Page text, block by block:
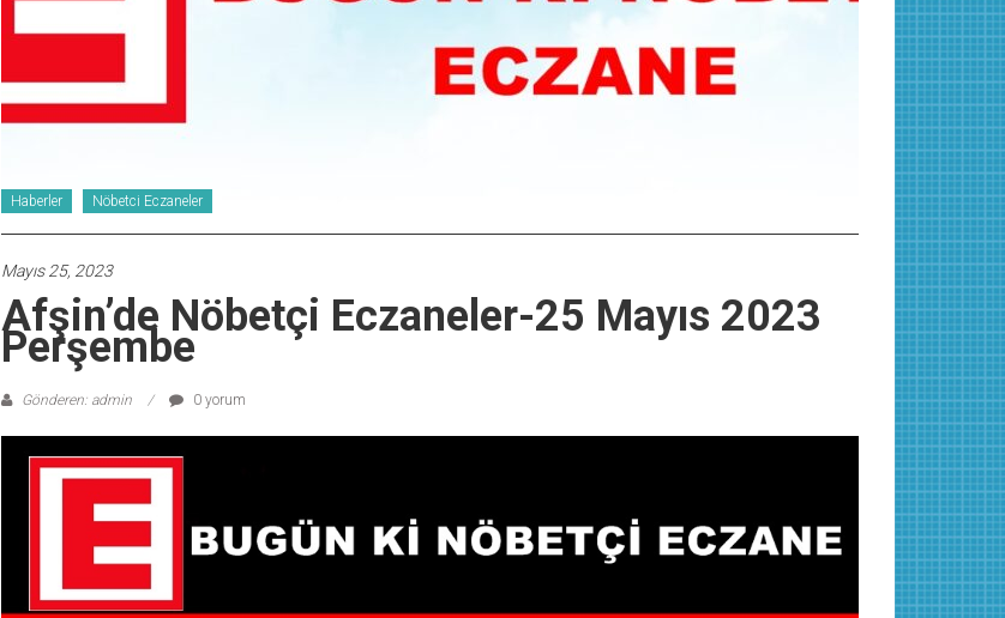
Haberler Nöbetci Eczaneler
Mayıs 25, 2023
Afşin’de Nöbetçi Eczaneler-25 Mayıs 2023
Perşembe
Gönderen: admin 0 yorum